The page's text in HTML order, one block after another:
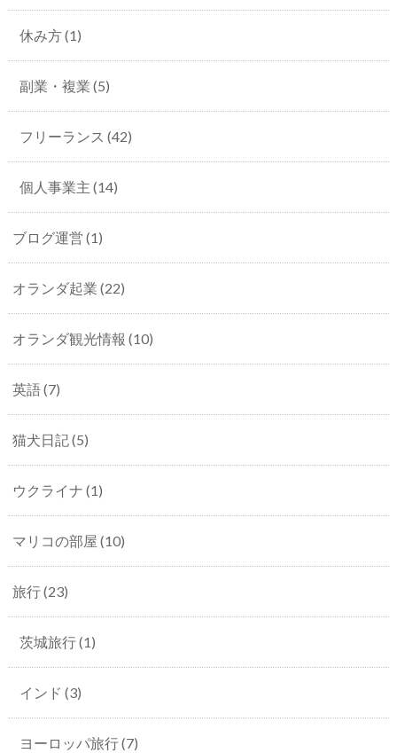
休み方(1)
副業・複業 (5)
フリーランス (42)
個人事業主 (14)
ブログ運営 (1)
オランダ起業 (22)
オランダ観光情報 (10)
英語(7)
猫犬日記(5)
ウクライナ (1)
マリコの部屋 (10)
旅行(23)
茨城旅行(1)
インド (3)
ヨーロッパ旅行(7)